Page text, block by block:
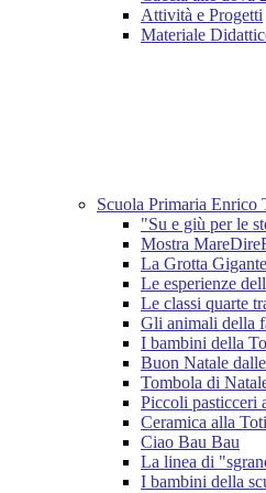
Attività e Progetti
Materiale
Scuola Primaria Enrico
"Su e giù per le
Mostra
La Grotta
Le esperienze
Le classi quarte
Gli animali della
I bambini della
Buon Natale
Tombola di
Piccoli pasticceri
Ceramica alla Toti
Ciao Bau Bau
La linea di
I bambini della